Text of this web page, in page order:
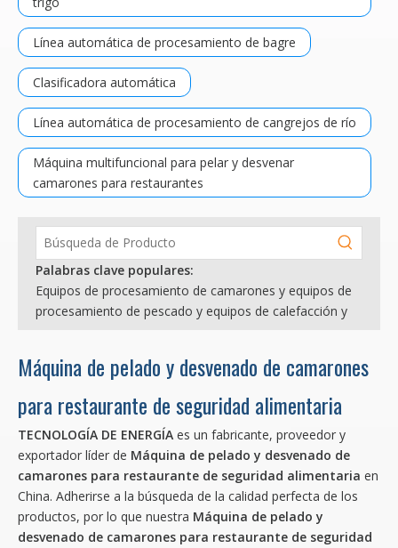
Línea automática de procesamiento de bagre
Clasificadora automática
Línea automática de procesamiento de cangrejos de río
Máquina multifuncional para pelar y desvenar
camarones para restaurantes
Palabras clave populares:
Equipos de procesamiento de camarones y equipos de
procesamiento de pescado y equipos de calefacción y
Máquina de pelado y desvenado de camarones
para restaurante de seguridad alimentaria
TECNOLOGÍA DE ENERGÍA es un fabricante, proveedor y
exportador líder de Máquina de pelado y desvenado de
camarones para restaurante de seguridad alimentaria en
China. Adherirse a la búsqueda de la calidad perfecta de los
productos, por lo que nuestra Máquina de pelado y
desvenado de camarones para restaurante de seguridad